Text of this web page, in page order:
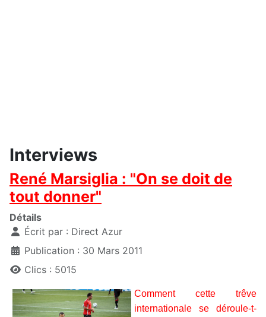
Interviews
René Marsiglia : "On se doit de
tout donner"
Détails
Écrit par : Direct Azur
Publication : 30 Mars 2011
Clics : 5015
Comment cette trêve
internationale se déroule-t-